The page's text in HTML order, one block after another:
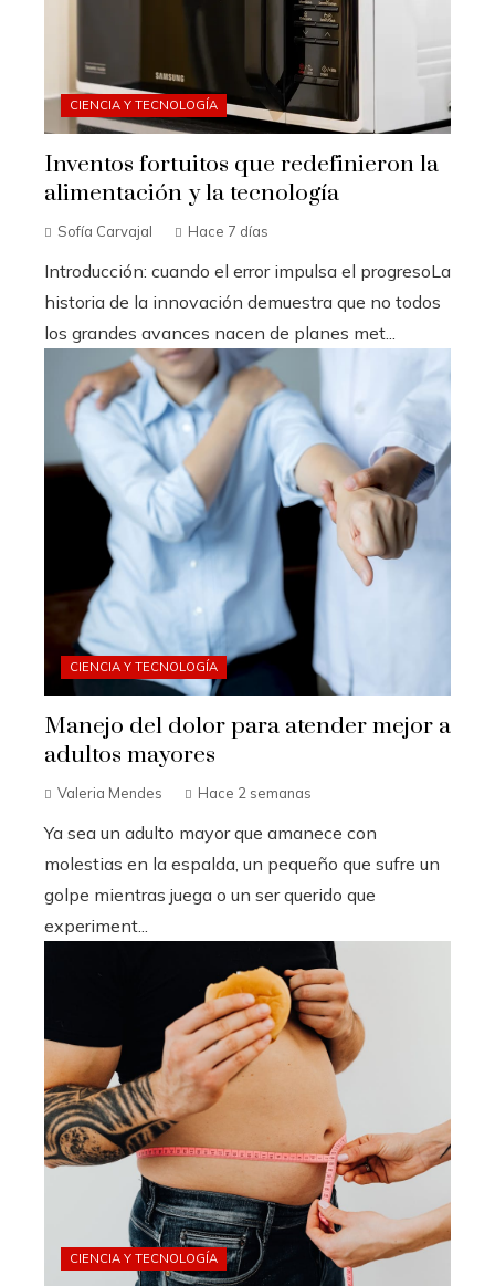
CIENCIA Y TECNOLOGÍA
Inventos fortuitos que redefinieron la
alimentación y la tecnología
Sofía Carvajal Hace 7 días
Introducción: cuando el error impulsa el progresoLa
historia de la innovación demuestra que no todos
los grandes avances nacen de planes met...
CIENCIA Y TECNOLOGÍA
Manejo del dolor para atender mejor a
adultos mayores
Valeria Mendes Hace 2 semanas
Ya sea un adulto mayor que amanece con
molestias en la espalda, un pequeño que sufre un
golpe mientras juega o un ser querido que
experiment...
CIENCIA Y TECNOLOGÍA